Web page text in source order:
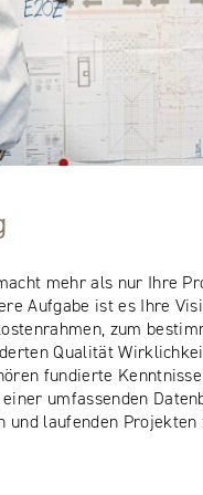
mehr als nur Ihre
Aufgabe ist es Ihre
zum
Qualität
fundierte
umfassenden
und laufenden Projekten